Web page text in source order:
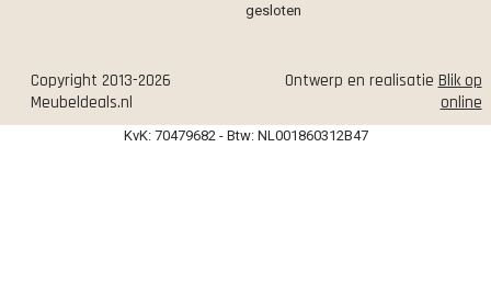
gesloten
Copyright 2013-2026
Meubeldeals.nl
Ontwerp en realisatie Blik op
online
KvK: 70479682 - Btw: NL001860312B47